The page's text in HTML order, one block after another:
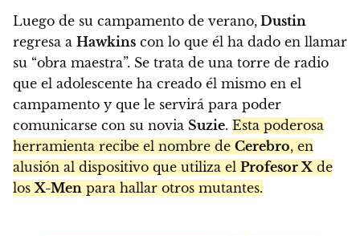
Luego de su campamento de verano, Dustin
regresa a Hawkins con lo que él ha dado en llamar
su “obra maestra”. Se trata de una torre de radio
que el adolescente ha creado él mismo en el
campamento y que le servirá para poder
comunicarse con su novia Suzie. Esta poderosa
herramienta recibe el nombre de Cerebro, en
alusión al dispositivo que utiliza el Profesor X de
los X-Men para hallar otros mutantes.